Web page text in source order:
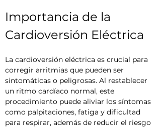
Importancia de la
Cardioversión Eléctrica
La cardioversión eléctrica es crucial para
corregir arritmias que pueden ser
sintomáticas o peligrosas. Al restablecer
un ritmo cardíaco normal, este
procedimiento puede aliviar los síntomas
como palpitaciones, fatiga y dificultad
para respirar, además de reducir el riesgo